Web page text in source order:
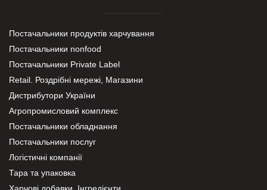
Постачальники продуктів харчування
Постачальники nonfood
Постачальники Private Label
Retail. Роздрібні мережі, Магазини
Дистрибутори України
Агропромисловий комплекс
Постачальники обладнання
Постачальники послуг
Логістичні компанії
Тара та упаковка
Харчові добавки. Інгредієнти.